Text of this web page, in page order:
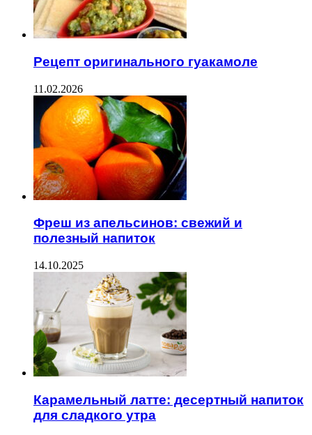
Рецепт оригинального гуакамоле
11.02.2026
Фреш из апельсинов: свежий и
полезный напиток
14.10.2025
Карамельный латте: десертный напиток
для сладкого утра